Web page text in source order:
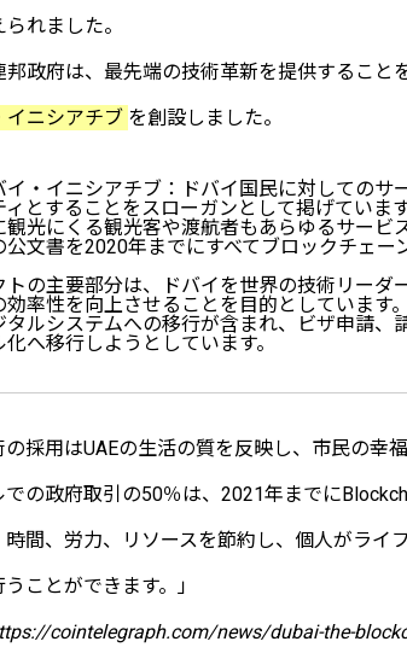
れました。
邦政府は、最先端の技術革新を提供すること
イニシアチブ を創設しました。
イ・イニシアチブ：ドバイ国民に対してのサ
とすることをスローガンとして掲げています
観光にくる観光客や渡航者もあらゆるサービ
文書を2020年までにすべてブロックチェ
トの主要部分は、ドバイを世界の技術リーダ
率性を向上させることを目的としています。
タルシステムへの移行が含まれ、ビザ申請、
へ移行しようとしています。
の採用はUAEの生活の質を反映し、市民の幸
の政府取引の50％は、2021年までに
時間、労力、リソースを節約し、個人がライ
ことができます。」
cointelegraph.com/news/dubai-the-